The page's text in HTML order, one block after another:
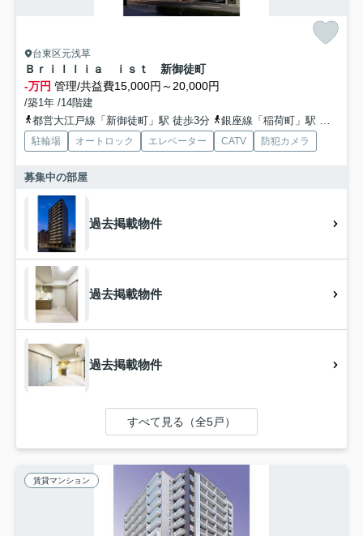
台東区元浅草
Ｂｒｉｌｌｉａ ｉｓｔ 新御徒町
-万円 管理/共益費15,000円～20,000円
/築1年 /14階建
都営大江戸線「新御徒町」駅 徒歩3分
銀座線「稲荷町」駅 徒歩8分
駐輪場 オートロック エレベーター CATV 防犯カメラ
募集中の部屋
過去掲載物件
過去掲載物件
過去掲載物件
すべて見る（全5戸）
賃貸マンション